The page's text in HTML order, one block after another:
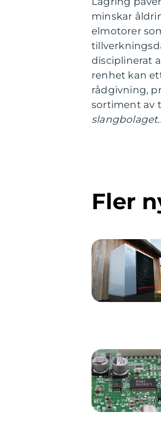
minskar
elmotorer
disciplinerat
renhet kan
rådgivning,
sortiment av
Fler